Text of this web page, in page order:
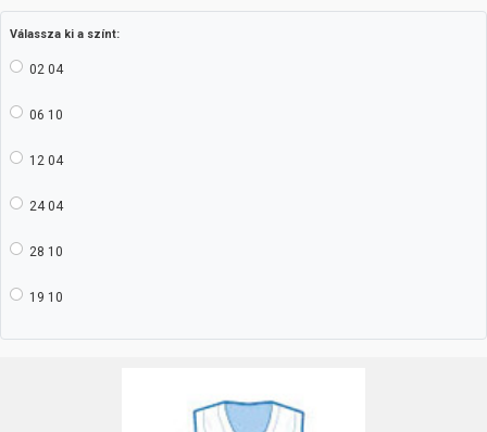
Válassza ki a színt:
02 04
06 10
12 04
24 04
28 10
19 10